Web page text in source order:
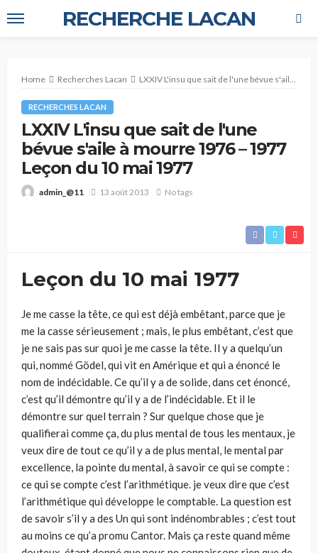
RECHERCHE LACAN
Home Recherches Lacan LXXIV L'insu que sait de l'une bévue s'aile à mourre 1976 – 1977 Leçon du 10 mai 1977
RECHERCHES LACAN
LXXIV L'insu que sait de l'une
bévue s'aile à mourre 1976 – 1977
Leçon du 10 mai 1977
admin_@11 13 août 2013 No tags
Leçon du 10 mai 1977
Je me casse la tête, ce qui est déjà embêtant, parce que je
me la casse sérieusement ; mais, le plus embêtant, c’est que
je ne sais pas sur quoi je me casse la tête. Il y a quelqu’un
qui, nommé Gödel, qui vit en Amérique et qui a énoncé le
nom de indécidable. Ce qu’il y a de solide, dans cet énoncé,
c’est qu’il démontre qu’il y a de l’indécidable. Et il le
démontre sur quel terrain ? Sur quelque chose que je
qualifierai comme ça, du plus mental de tous les mentaux, je
veux dire de tout ce qu’il y a de plus mental, le mental par
excellence, la pointe du mental, à savoir ce qui se compte :
ce qui se compte c’est l’arithmétique. je veux dire que c’est
l’arithmétique qui développe le comptable. La question est
de savoir s’il y a des Un qui sont indénombrables ; c’est tout
au moins ce qu’a promu Cantor. Mais ça reste quand même